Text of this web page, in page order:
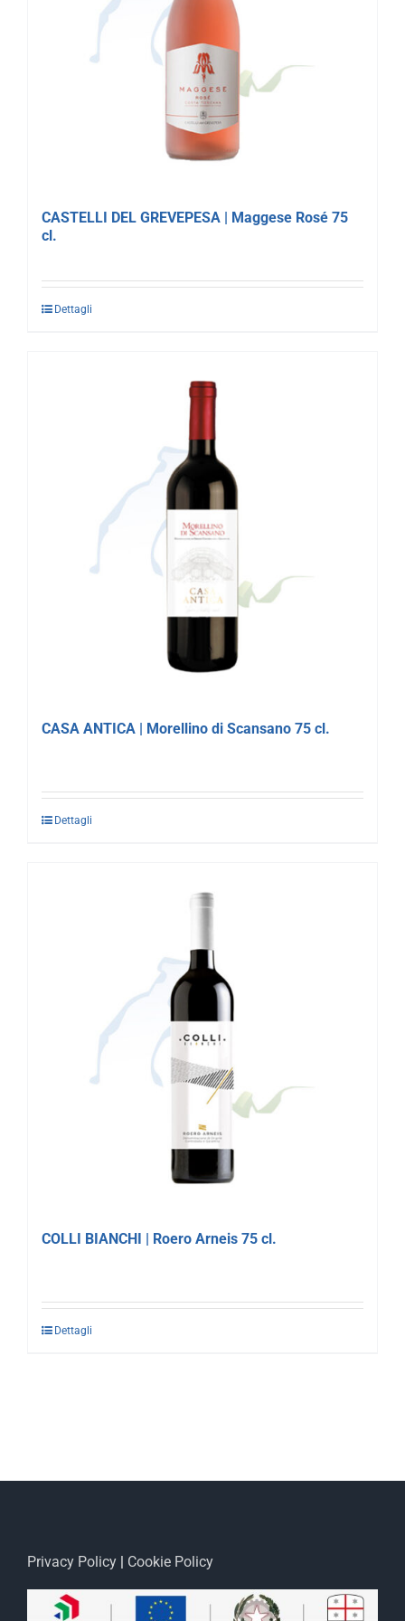
CASTELLI DEL GREVEPESA | Maggese Rosé 75
cl.
Dettagli
CASA ANTICA | Morellino di Scansano 75 cl.
Dettagli
COLLI BIANCHI | Roero Arneis 75 cl.
Dettagli
Privacy Policy | Cookie Policy